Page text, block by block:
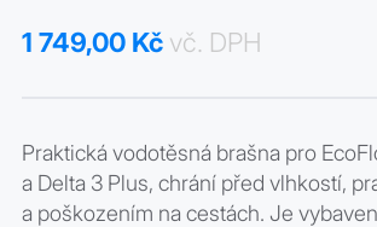
1 749,00 Kč vč. DPH
Praktická vodotěsná brašna pro
a Delta 3 Plus, chrání před vlhkostí,
a poškozením na cestách. Je